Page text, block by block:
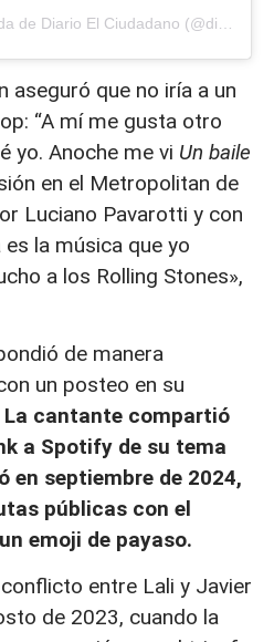
aseguró que no iría a un
“A mí me gusta otro
yo. Anoche me vi Un baile
en el Metropolitan de
Luciano Pavarotti y con
es la música que yo
a los Rolling Stones»,
de manera
un posteo en su
La cantante compartió
a Spotify de su tema
en septiembre de 2024,
públicas con el
emoji de payaso.
entre Lali y Javier
de 2023, cuando la